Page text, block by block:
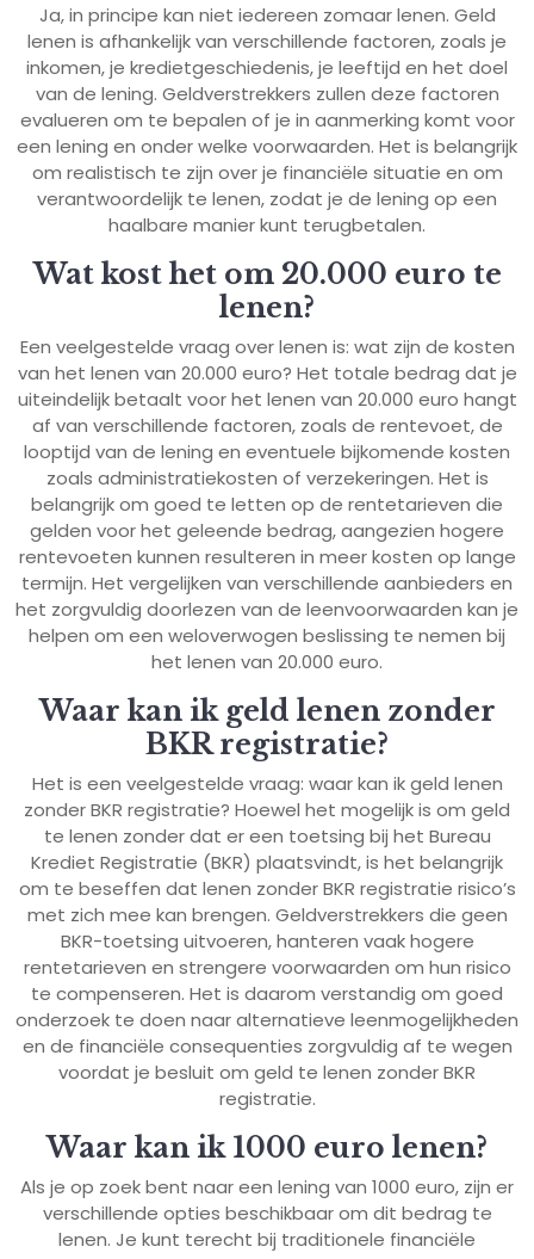
Ja, in principe kan niet iedereen zomaar lenen. Geld
lenen is afhankelijk van verschillende factoren, zoals je
inkomen, je kredietgeschiedenis, je leeftijd en het doel
van de lening. Geldverstrekkers zullen deze factoren
evalueren om te bepalen of je in aanmerking komt voor
een lening en onder welke voorwaarden. Het is belangrijk
om realistisch te zijn over je financiële situatie en om
verantwoordelijk te lenen, zodat je de lening op een
haalbare manier kunt terugbetalen.
Wat kost het om 20.000 euro te
lenen?
Een veelgestelde vraag over lenen is: wat zijn de kosten
van het lenen van 20.000 euro? Het totale bedrag dat je
uiteindelijk betaalt voor het lenen van 20.000 euro hangt
af van verschillende factoren, zoals de rentevoet, de
looptijd van de lening en eventuele bijkomende kosten
zoals administratiekosten of verzekeringen. Het is
belangrijk om goed te letten op de rentetarieven die
gelden voor het geleende bedrag, aangezien hogere
rentevoeten kunnen resulteren in meer kosten op lange
termijn. Het vergelijken van verschillende aanbieders en
het zorgvuldig doorlezen van de leenvoorwaarden kan je
helpen om een weloverwogen beslissing te nemen bij
het lenen van 20.000 euro.
Waar kan ik geld lenen zonder
BKR registratie?
Het is een veelgestelde vraag: waar kan ik geld lenen
zonder BKR registratie? Hoewel het mogelijk is om geld
te lenen zonder dat er een toetsing bij het Bureau
Krediet Registratie (BKR) plaatsvindt, is het belangrijk
om te beseffen dat lenen zonder BKR registratie risico’s
met zich mee kan brengen. Geldverstrekkers die geen
BKR-toetsing uitvoeren, hanteren vaak hogere
rentetarieven en strengere voorwaarden om hun risico
te compenseren. Het is daarom verstandig om goed
onderzoek te doen naar alternatieve leenmogelijkheden
en de financiële consequenties zorgvuldig af te wegen
voordat je besluit om geld te lenen zonder BKR
registratie.
Waar kan ik 1000 euro lenen?
Als je op zoek bent naar een lening van 1000 euro, zijn er
verschillende opties beschikbaar om dit bedrag te
lenen. Je kunt terecht bij traditionele financiële